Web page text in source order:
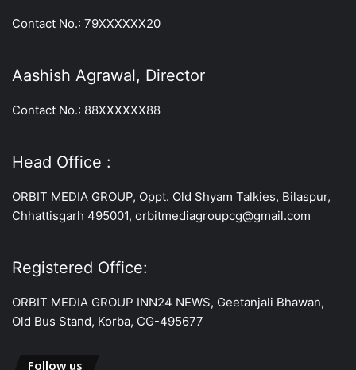
Contact No.: 79XXXXXX20
Aashish Agrawal, Director
Contact No.: 88XXXXXX88
Head Office :
ORBIT MEDIA GROUP, Oppt. Old Shyam Talkies, Bilaspur,
Chhattisgarh 495001, orbitmediagroupcg@gmail.com
Registered Office:
ORBIT MEDIA GROUP INN24 NEWS, Geetanjali Bhawan,
Old Bus Stand, Korba, CG-495677
Follow us